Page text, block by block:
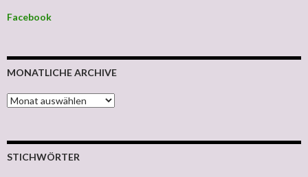
Facebook
MONATLICHE ARCHIVE
MONATLICHE ARCHIVE
STICHWÖRTER